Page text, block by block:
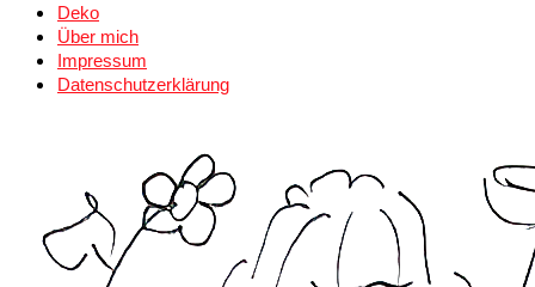
Deko
Über mich
Impressum
Datenschutzerklärung